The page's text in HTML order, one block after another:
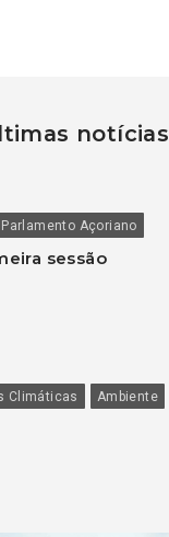
notícias
Parlamento Açoriano
sessão
Climáticas Ambiente